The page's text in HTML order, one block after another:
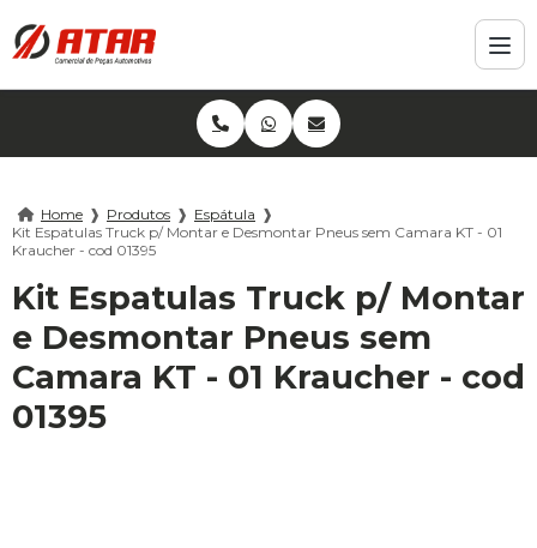
Home ❱ Produtos ❱ Espátula ❱
Kit Espatulas Truck p/ Montar e Desmontar Pneus sem Camara KT - 01
Kraucher - cod 01395
Kit Espatulas Truck p/ Montar
e Desmontar Pneus sem
Camara KT - 01 Kraucher - cod
01395